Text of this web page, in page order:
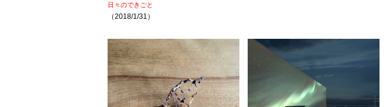
日々のできごと
（2018/1/31）